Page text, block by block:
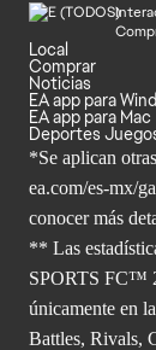
Local
Comprar
Noticias
EA app para
EA app para Mac
Deportes
*Se aplican
ea.com/es-mx/
conocer más
** Las
SPORTS FC™
únicamente en
Battles, Rivals,